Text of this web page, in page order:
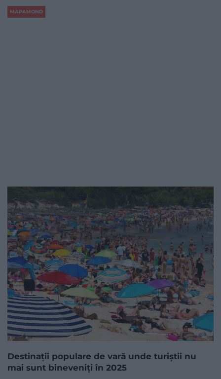
MAPAMOND
Destinații populare de vară unde turiștii nu
mai sunt bineveniți în 2025